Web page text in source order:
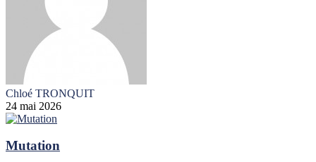
Chloé TRONQUIT
24 mai 2026
Mutation